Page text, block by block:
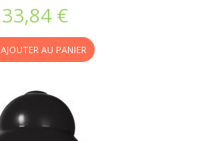
33,84 €
AJOUTER AU PANIER